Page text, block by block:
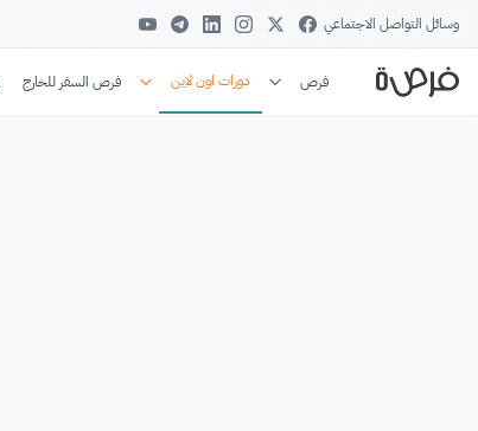
وسائل التواصل الاجتماعي
فرص دورات اون لاين فرص السفر للخارج